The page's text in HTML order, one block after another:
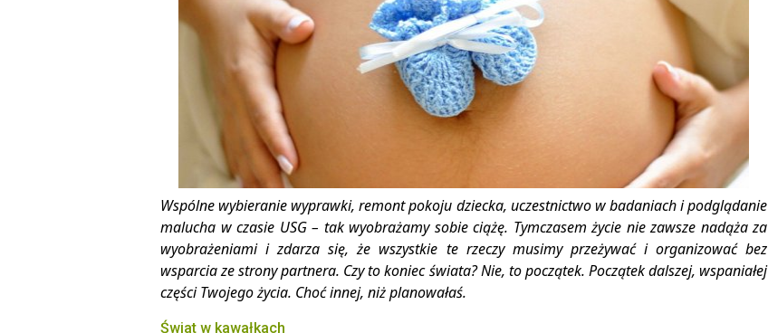
Wspólne wybieranie wyprawki, remont pokoju dziecka, uczestnictwo w badaniach i podglądanie
malucha w czasie USG – tak wyobrażamy sobie ciążę. Tymczasem życie nie zawsze nadąża za
wyobrażeniami i zdarza się, że wszystkie te rzeczy musimy przeżywać i organizować bez
wsparcia ze strony partnera. Czy to koniec świata? Nie, to początek. Początek dalszej, wspaniałej
części Twojego życia. Choć innej, niż planowałaś.
Świat w kawałkach